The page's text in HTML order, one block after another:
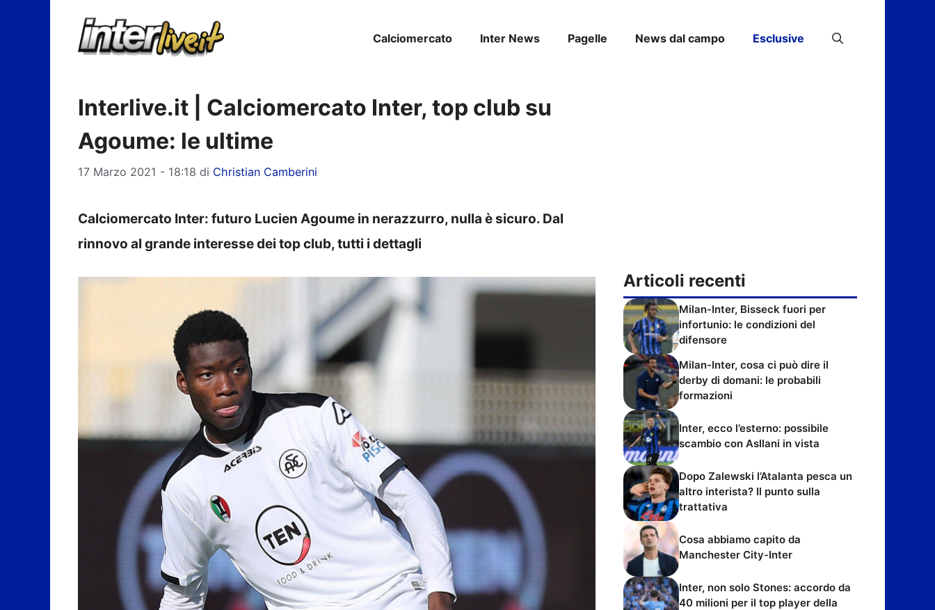
Calciomercato Inter News Pagelle News dal campo Esclusive
Interlive.it | Calciomercato Inter, top club su
Agoume: le ultime
17 Marzo 2021 - 18:18 di Christian Camberini
Calciomercato Inter: futuro Lucien Agoume in nerazzurro, nulla è sicuro. Dal
rinnovo al grande interesse dei top club, tutti i dettagli
Articoli recenti
Milan-Inter, Bisseck fuori per
infortunio: le condizioni del
difensore
Milan-Inter, cosa ci può dire il
derby di domani: le probabili
formazioni
Inter, ecco l’esterno: possibile
scambio con Asllani in vista
Dopo Zalewski l’Atalanta pesca un
altro interista? Il punto sulla
trattativa
Cosa abbiamo capito da
Manchester City-Inter
Inter, non solo Stones: accordo da
40 milioni per il top player della